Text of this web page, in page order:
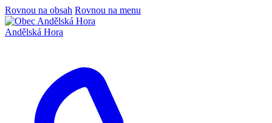
Rovnou na obsah Rovnou na menu
Andělská Hora